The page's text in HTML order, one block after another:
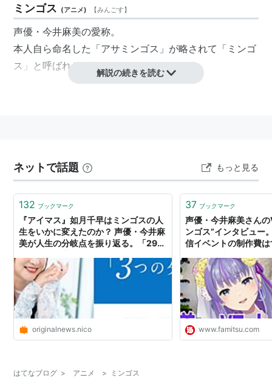
ミンゴス (アニメ) 【みんごす】
声優・今井麻美の愛称。
本人自ら命名した「アサミンゴス」が略されて「 ミンゴ
ス 」と呼ばれるようになった。
解説の続きを読む
ネットで話題 もっと見る
132 ブックマーク
『アイマス』如月千早はミンゴスの人
生をいかに変えたのか？ 声優・今井麻
美が人生の分岐点を振り返る。「29歳
originalnews.nico
37 ブックマーク
声優・今井麻美さん
ンゴス”インタビュー
信イベントの制作費
活動について直撃 | ゲ
最新情報のファミ通
www.famitsu.com
はてなブログ > アニメ > ミンゴス